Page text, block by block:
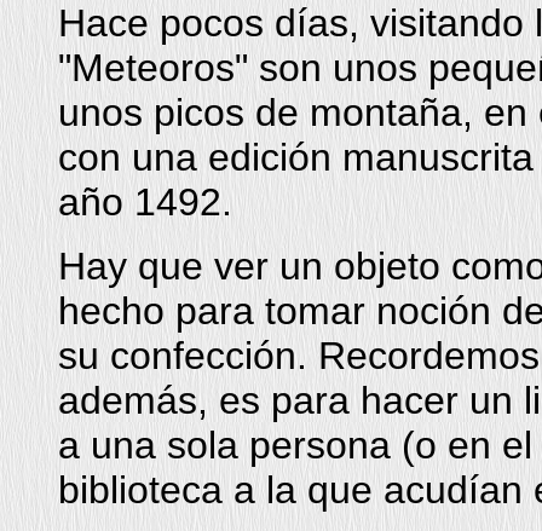
Hace pocos días,
"Meteoros" son unos
unos picos de montaña,
con una edición
año 1492.
Hay que ver un objeto
hecho para tomar noción
su confección.
además, es para hacer un
a una sola persona (o en
biblioteca a la que acudían